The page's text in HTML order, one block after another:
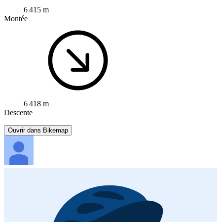
6 415 m
Montée
6 418 m
Descente
Ouvrir dans Bikemap